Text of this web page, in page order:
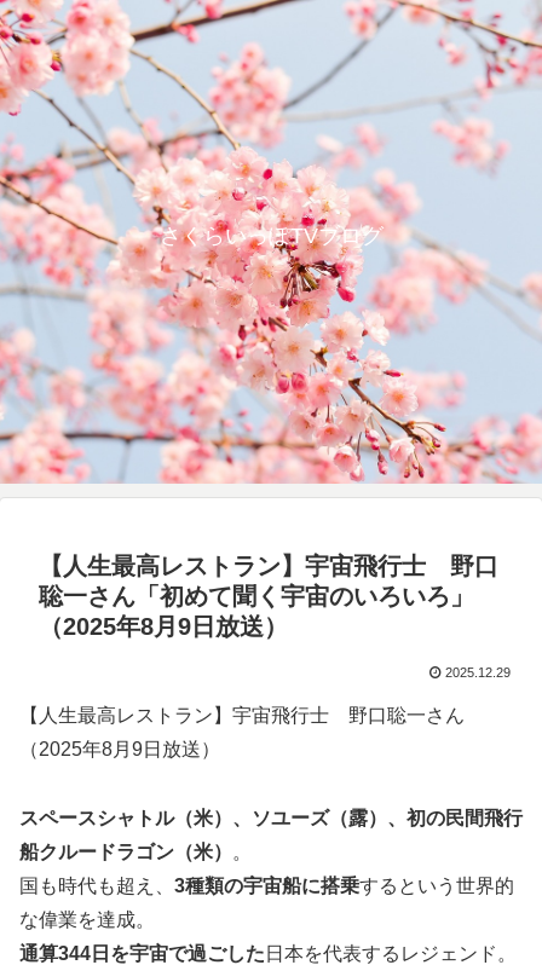
さくらいっぽTVブログ
【人生最高レストラン】宇宙飛行士 野口
聡一さん「初めて聞く宇宙のいろいろ」
（2025年8月9日放送）
2025.12.29
【人生最高レストラン】宇宙飛行士 野口聡一さん
（2025年8月9日放送）
スペースシャトル（米）、ソユーズ（露）、初の民間飛行
船クルードラゴン（米）
。
国も時代も超え、 3種類の宇宙船に搭乗するという世界的
な偉業を達成。
通算344日を宇宙で過ごした 日本を代表するレジェンド。